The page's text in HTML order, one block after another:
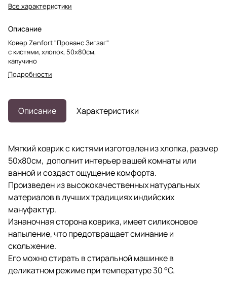
Все характеристики
Описание
Ковер Zenfort "Прованс Зигзаг"
с кистями, хлопок, 50х80см,
капучино
Подробности
Описание Характеристики
Мягкий коврик с кистями изготовлен из хлопка, размер
50х80см, дополнит интерьер вашей комнаты или
ванной и создаст ощущение комфорта.
Произведен из высококачественных натуральных
материалов в лучших традициях индийских
мануфактур.
Изнаночная сторона коврика, имеет силиконовое
напыление, что предотвращает сминание и
скольжение.
Его можно стирать в стиральной машинке в
деликатном режиме при температуре 30 °С.